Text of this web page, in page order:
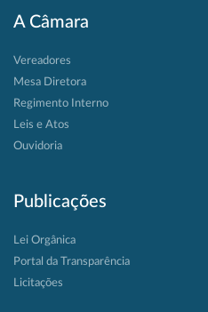
A Câmara
Vereadores
Mesa Diretora
Regimento Interno
Leis e Atos
Ouvidoria
Publicações
Lei Orgânica
Portal da Transparência
Licitações